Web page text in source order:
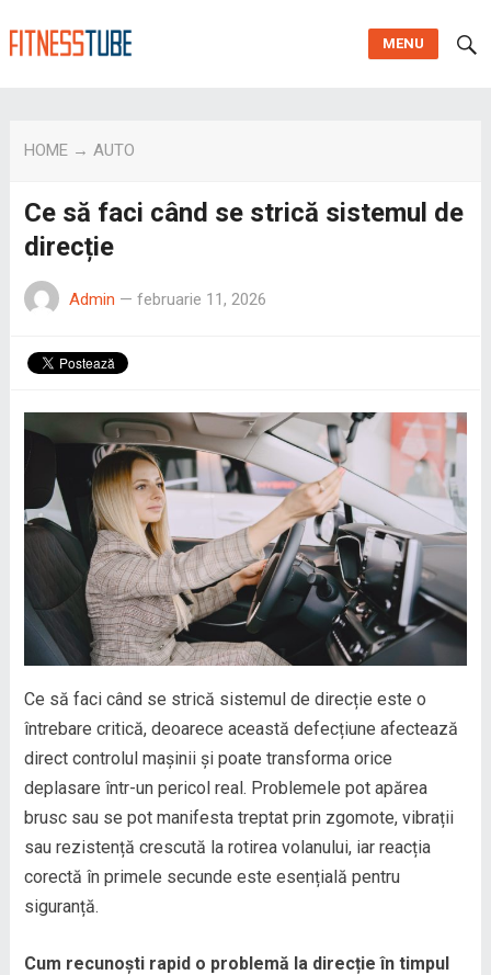
MENU
HOME→ AUTO
Ce să faci când se strică sistemul de
direcție
Admin — februarie 11, 2026
Ce să faci când se strică sistemul de direcție este o
întrebare critică, deoarece această defecțiune afectează
direct controlul mașinii și poate transforma orice
deplasare într-un pericol real. Problemele pot apărea
brusc sau se pot manifesta treptat prin zgomote, vibrații
sau rezistență crescută la rotirea volanului, iar reacția
corectă în primele secunde este esențială pentru
siguranță.
Cum recunoști rapid o problemă la direcție în timpul